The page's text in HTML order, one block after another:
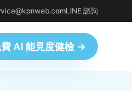
LINE 諮詢
AI 能見度健檢 →